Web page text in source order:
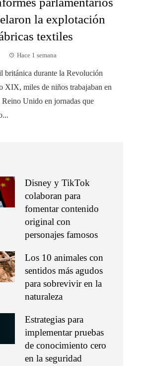
la explotación
textiles
Hace 1 semana
británica durante la Revolución
XIX, miles de niños trabajaban en
Unido en jornadas que
Disney y TikTok
colaboran para
fomentar contenido
original con
personajes famosos
Los 10 animales con
sentidos más agudos
para sobrevivir en la
naturaleza
Estrategias para
implementar pruebas
de conocimiento cero
en la seguridad